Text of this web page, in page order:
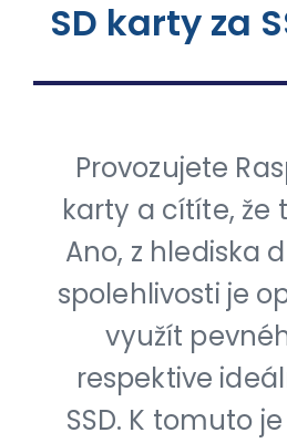
SD karty za
Provozujete
karty a cítíte, že
Ano, z hlediska
spolehlivosti je
využít
respektive
SSD. K tomuto